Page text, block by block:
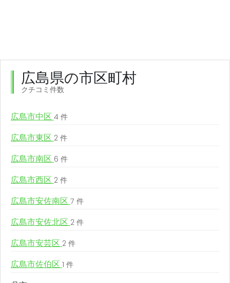
広島県の市区町村
クチコミ件数
広島市中区 4 件
広島市東区 2 件
広島市南区 6 件
広島市西区 2 件
広島市安佐南区 7 件
広島市安佐北区 2 件
広島市安芸区 2 件
広島市佐伯区 1 件